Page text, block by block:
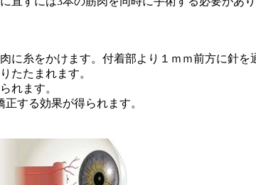
に糸をかけます。 付着部より１ｍｍ前方に針を
たたまれます。
れます。
正する効果が得られます。